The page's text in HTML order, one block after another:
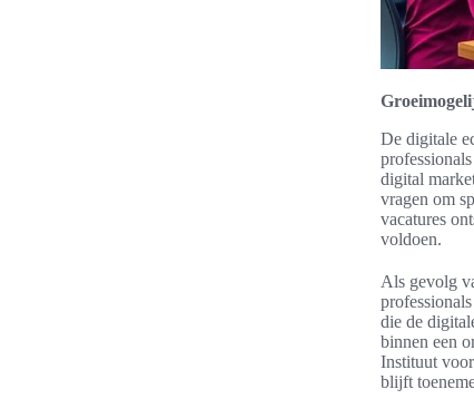
De digitale
digital
vragen om
vacatures
voldoen.
Als gevolg
die de
binnen een
Instituut
blijft